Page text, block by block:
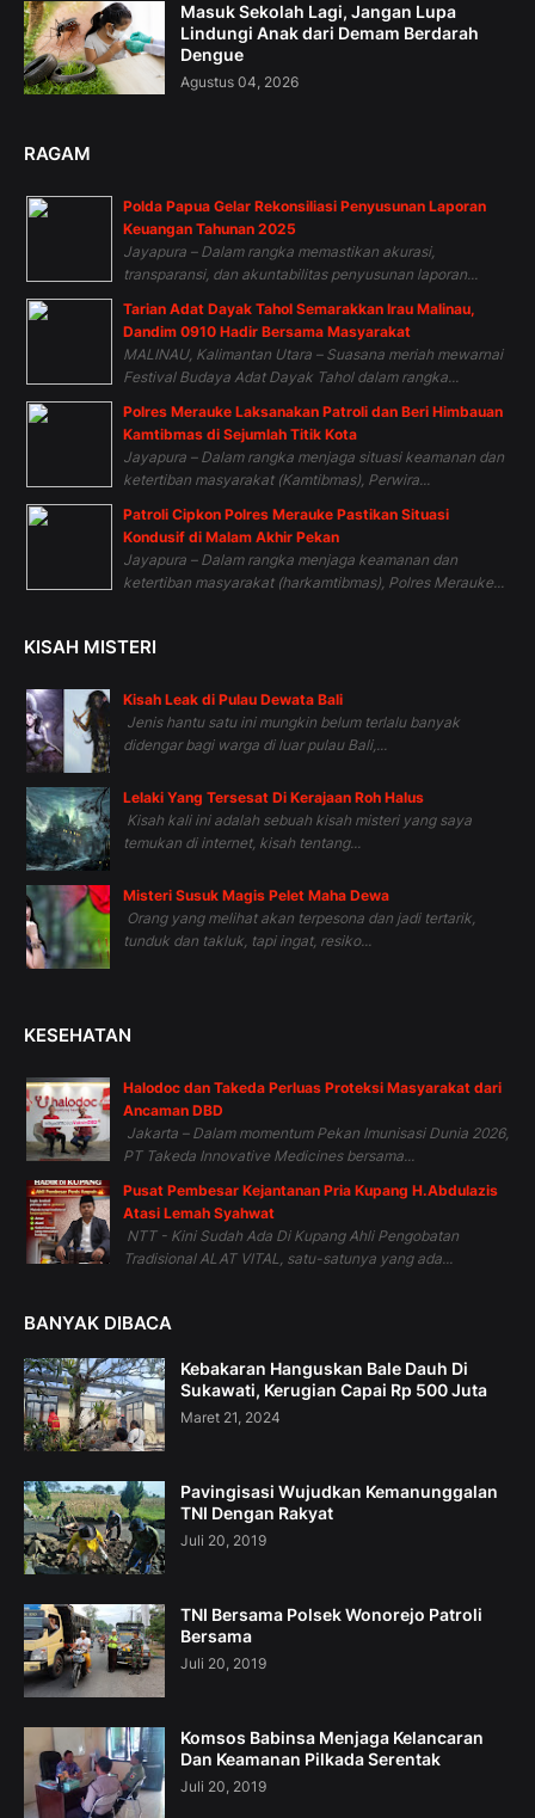
Masuk Sekolah Lagi, Jangan Lupa
Lindungi Anak dari Demam Berdarah
Dengue
Agustus 04, 2026
RAGAM
Polda Papua Gelar Rekonsiliasi Penyusunan Laporan
Keuangan Tahunan 2025
Jayapura – Dalam rangka memastikan akurasi,
transparansi, dan akuntabilitas penyusunan laporan...
Tarian Adat Dayak Tahol Semarakkan Irau Malinau,
Dandim 0910 Hadir Bersama Masyarakat
MALINAU, Kalimantan Utara – Suasana meriah mewarnai
Festival Budaya Adat Dayak Tahol dalam rangka...
Polres Merauke Laksanakan Patroli dan Beri Himbauan
Kamtibmas di Sejumlah Titik Kota
Jayapura – Dalam rangka menjaga situasi keamanan dan
ketertiban masyarakat (Kamtibmas), Perwira...
Patroli Cipkon Polres Merauke Pastikan Situasi
Kondusif di Malam Akhir Pekan
Jayapura – Dalam rangka menjaga keamanan dan
ketertiban masyarakat (harkamtibmas), Polres Merauke...
KISAH MISTERI
Kisah Leak di Pulau Dewata Bali
Jenis hantu satu ini mungkin belum terlalu banyak
didengar bagi warga di luar pulau Bali,...
Lelaki Yang Tersesat Di Kerajaan Roh Halus
Kisah kali ini adalah sebuah kisah misteri yang saya
temukan di internet, kisah tentang...
Misteri Susuk Magis Pelet Maha Dewa
Orang yang melihat akan terpesona dan jadi tertarik,
tunduk dan takluk, tapi ingat, resiko...
KESEHATAN
Halodoc dan Takeda Perluas Proteksi Masyarakat dari
Ancaman DBD
Jakarta – Dalam momentum Pekan Imunisasi Dunia 2026,
PT Takeda Innovative Medicines bersama...
Pusat Pembesar Kejantanan Pria Kupang H.Abdulazis
Atasi Lemah Syahwat
NTT - Kini Sudah Ada Di Kupang Ahli Pengobatan
Tradisional ALAT VITAL, satu-satunya yang ada...
BANYAK DIBACA
Kebakaran Hanguskan Bale Dauh Di
Sukawati, Kerugian Capai Rp 500 Juta
Maret 21, 2024
Pavingisasi Wujudkan Kemanunggalan
TNI Dengan Rakyat
Juli 20, 2019
TNI Bersama Polsek Wonorejo Patroli
Bersama
Juli 20, 2019
Komsos Babinsa Menjaga Kelancaran
Dan Keamanan Pilkada Serentak
Juli 20, 2019